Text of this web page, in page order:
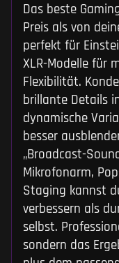
Das beste
Preis als von
perfekt für
XLR-Modelle für
Flexibilität.
brillante Details
dynamische
besser
„Broadcast-
Mikrofonarm,
Staging kannst
verbessern als
selbst.
sondern das